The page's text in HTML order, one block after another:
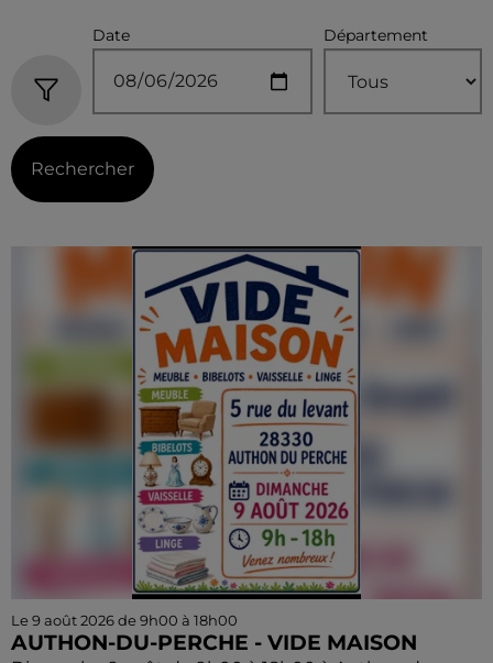
Date Département
Rechercher
Le 9 août 2026 de 9h00 à 18h00
AUTHON-DU-PERCHE - VIDE MAISON